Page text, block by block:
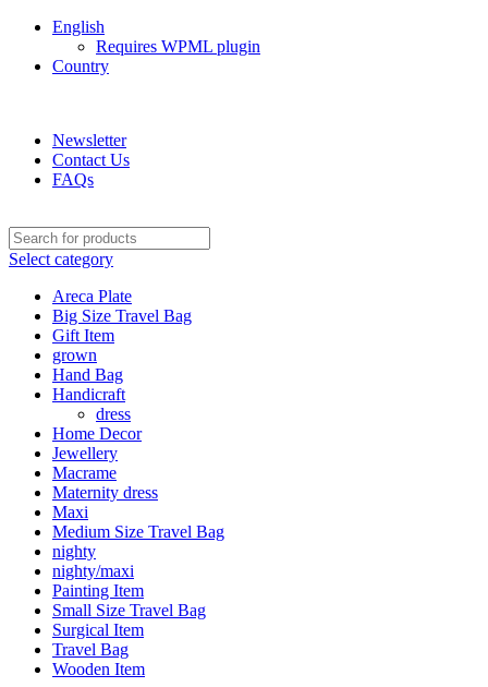
English
Requires WPML plugin
Country
Newsletter
Contact Us
FAQs
Select category
Areca Plate
Big Size Travel Bag
Gift Item
grown
Hand Bag
Handicraft
dress
Home Decor
Jewellery
Macrame
Maternity dress
Maxi
Medium Size Travel Bag
nighty
nighty/maxi
Painting Item
Small Size Travel Bag
Surgical Item
Travel Bag
Wooden Item